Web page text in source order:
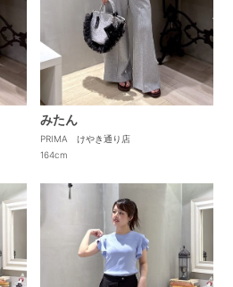
みたん
PRIMA けやき通り店
164cm